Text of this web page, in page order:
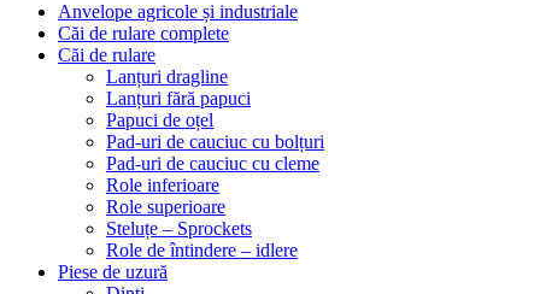
Anvelope agricole și industriale
Căi de rulare complete
Căi de rulare
Lanțuri dragline
Lanțuri fără papuci
Papuci de oțel
Pad-uri de cauciuc cu bolțuri
Pad-uri de cauciuc cu cleme
Role inferioare
Role superioare
Steluțe – Sprockets
Role de întindere – idlere
Piese de uzură